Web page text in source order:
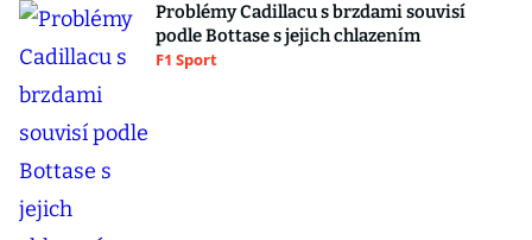
Problémy Cadillacu s brzdami souvisí
podle Bottase s jejich chlazením
F1 Sport